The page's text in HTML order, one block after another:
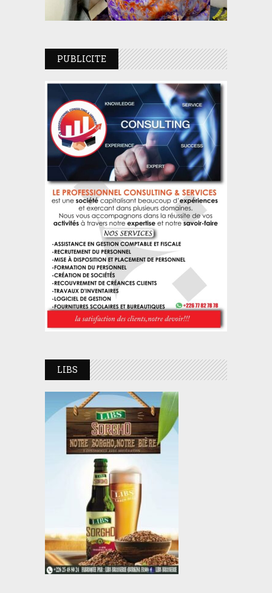
PUBLICITE
LIBS